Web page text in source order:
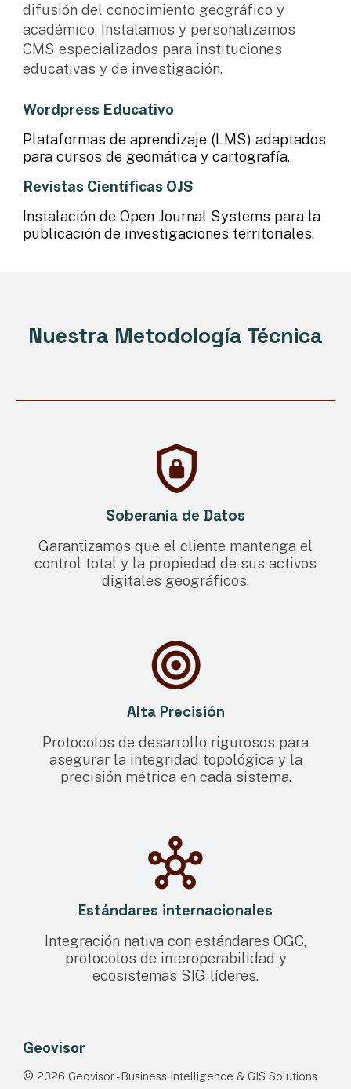
difusión del conocimiento geográfico y
académico. Instalamos y personalizamos
CMS especializados para instituciones
educativas y de investigación.
Wordpress Educativo
Plataformas de aprendizaje (LMS) adaptados
para cursos de geomática y cartografía.
Revistas Científicas OJS
Instalación de Open Journal Systems para la
publicación de investigaciones territoriales.
Nuestra Metodología Técnica
Soberanía de Datos
Garantizamos que el cliente mantenga el
control total y la propiedad de sus activos
digitales geográficos.
Alta Precisión
Protocolos de desarrollo rigurosos para
asegurar la integridad topológica y la
precisión métrica en cada sistema.
Estándares internacionales
Integración nativa con estándares OGC,
protocolos de interoperabilidad y
ecosistemas SIG líderes.
Geovisor
© 2026 Geovisor - Business Intelligence & GIS Solutions